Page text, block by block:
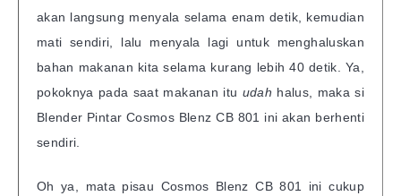
akan langsung menyala selama enam detik, kemudian
mati sendiri, lalu menyala lagi untuk menghaluskan
bahan makanan kita selama kurang lebih 40 detik. Ya,
pokoknya pada saat makanan itu udah halus, maka si
Blender Pintar Cosmos Blenz CB 801 ini akan berhenti
sendiri.
Oh ya, mata pisau Cosmos Blenz CB 801 ini cukup